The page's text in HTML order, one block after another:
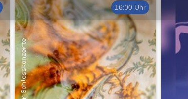
16:00 Uhr